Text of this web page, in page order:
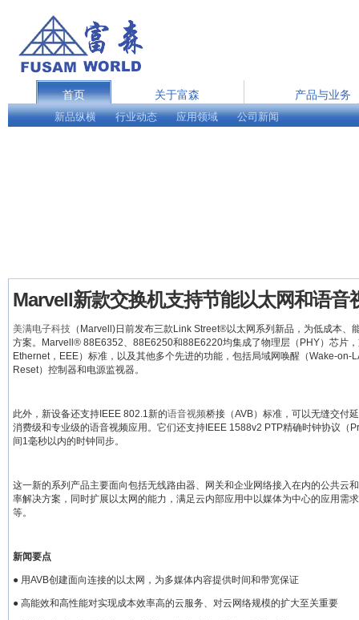
首页 关于富森
产品与业务
在线服务
English
新品纵横 行业动态 应用领域 公司新闻
Marvell新款交换机支持节能以太网和语音
美满电子科技 （Marvell)日前发布三款Link Street®以太网系列新品，为低成本
方案。Marvell® 88E6352、88E6250和88E6220均集成了物理层（PHY）芯片
Ethernet，EEE）标准，以及其他多个先进的功能，包括局域网唤醒（Wake-
Reset）控制器和电源监视器。
此外，新设备还支持IEEE 802.1新的语音视频桥接（AVB）标准，可以无缝交付
消费级和专业级的语音视频应用。它们还支持IEEE 1588v2 PTP精确时钟协议（
间1毫秒以内的时钟同步。
这一新的系列产品主要面向包括无线路由器、网关和企业网络接入在内的公共云
率解决方案，同时扩展以太网的能力，满足云内部应用中以媒体为中心的应用需
等。
新闻要点
● 用AVB创建面向连接的以太网，为多媒体内容提供时间和带宽保证
● 高能效和高性能对实现成本效率高的云服务、对云网络规模的扩大至关重要